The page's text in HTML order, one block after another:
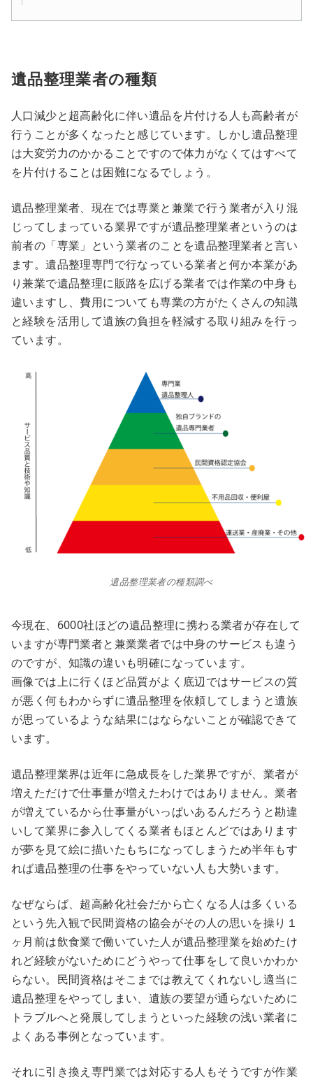
遺品整理業者の種類
人口減少と超高齢化に伴い遺品を片付ける人も高齢者が
行うことが多くなったと感じています。しかし遺品整理
は大変労力のかかることですので体力がなくてはすべて
を片付けることは困難になるでしょう。
遺品整理業者、現在では専業と兼業で行う業者が入り混
じってしまっている業界ですが遺品整理業者というのは
前者の「専業」という業者のことを遺品整理業者と言い
ます。遺品整理専門で行なっている業者と何か本業があ
り兼業で遺品整理に販路を広げる業者では作業の中身も
違いますし、費用についても専業の方がたくさんの知識
と経験を活用して遺族の負担を軽減する取り組みを行っ
ています。
遺品整理業者の種類調べ
今現在、6000社ほどの遺品整理に携わる業者が存在して
いますが専門業者と兼業業者では中身のサービスも違う
のですが、知識の違いも明確になっています。
画像では上に行くほど品質がよく底辺ではサービスの質
が悪く何もわからずに遺品整理を依頼してしまうと遺族
が思っているような結果にはならないことが確認できて
います。
遺品整理業界は近年に急成長をした業界ですが、 業者が
増えただけで仕事量が増えたわけではありません。業者
が増えているから仕事量がいっぱいあるんだろうと勘違
いして業界に参入してくる業者もほとんどではあります
が夢を見て絵に描いたもちになってしまうため半年もす
れば遺品整理の仕事をやっていない人も大勢います。
なぜならば、超高齢化社会だから亡くなる人は多くいる
という先入観で民間資格の協会がその人の思いを操り１
ヶ月前は飲食業で働いていた人が遺品整理業を始めたけ
れど経験がないためにどうやって仕事をして良いかわか
らない。民間資格はそこまでは教えてくれないし適当に
遺品整理をやってしまい、遺族の要望が通らないために
トラブルへと発展してしまうといった経験の浅い業者に
よくある事例となっています。
それに引き換え専門業では対応する人もそうですが作業